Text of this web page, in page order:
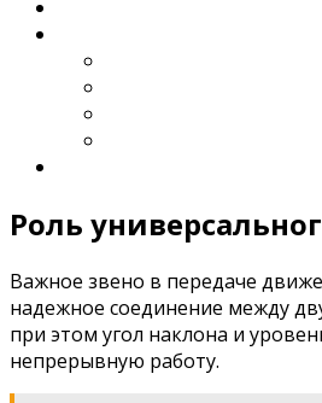
Роль
Важное звено в передаче
надежное соединение между
при этом угол наклона и
непрерывную работу.